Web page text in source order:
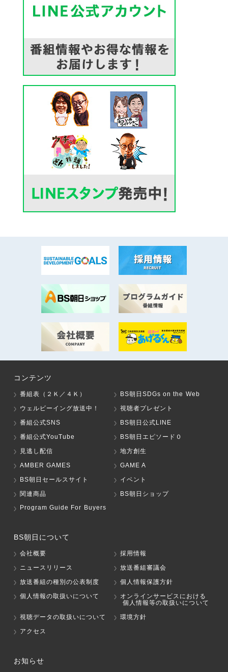
コンテンツ
番組表（２Ｋ／４Ｋ）
BS朝日SDGs on the Web
ウェルビーイング放送中！
視聴者プレゼント
番組公式SNS
BS朝日公式LINE
番組公式YouTube
BS朝日エピソード０
見逃し配信
地方創生
AMBER GAMES
GAME A
BS朝日セールスサイト
イベント
関連商品
BS朝日ショップ
Program Guide For Buyers
BS朝日について
会社概要
採用情報
ニュースリリース
放送番組審議会
放送番組の種別の公表制度
個人情報保護方針
個人情報の取扱いについて
オンラインサービスにおける
個人情報等の取扱いについて
視聴データの取扱いについて
環境方針
アクセス
お知らせ